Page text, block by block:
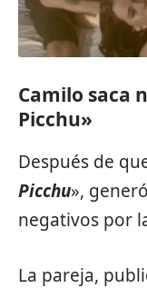
Camilo saca
Picchu»
Después de
Picchu»,
negativos por
La pareja,